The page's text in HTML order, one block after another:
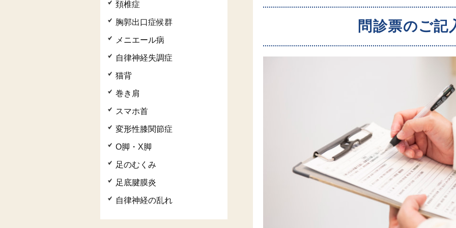
問診票のご記
頚椎症
胸郭出口症候群
メニエール病
自律神経失調症
猫背
巻き肩
スマホ首
変形性膝関節症
O脚・X脚
足のむくみ
足底腱膜炎
自律神経の乱れ